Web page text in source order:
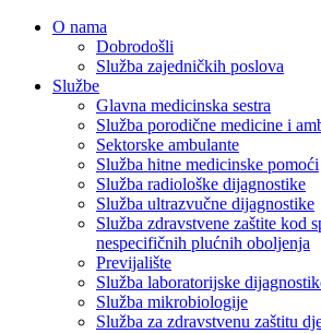
O nama
Dobrodošli
Služba zajedničkih poslova
Službe
Glavna medicinska sestra
Služba porodične medicine i
Sektorske ambulante
Služba hitne medicinske pomoći
Služba radiološke dijagnostike
Služba ultrazvučne dijagnostike
Služba zdravstvene zaštite kod
nespecifičnih plućnih oboljenja
Previjalište
Služba laboratorijske
Služba mikrobiologije
Služba za zdravstvenu zaštitu